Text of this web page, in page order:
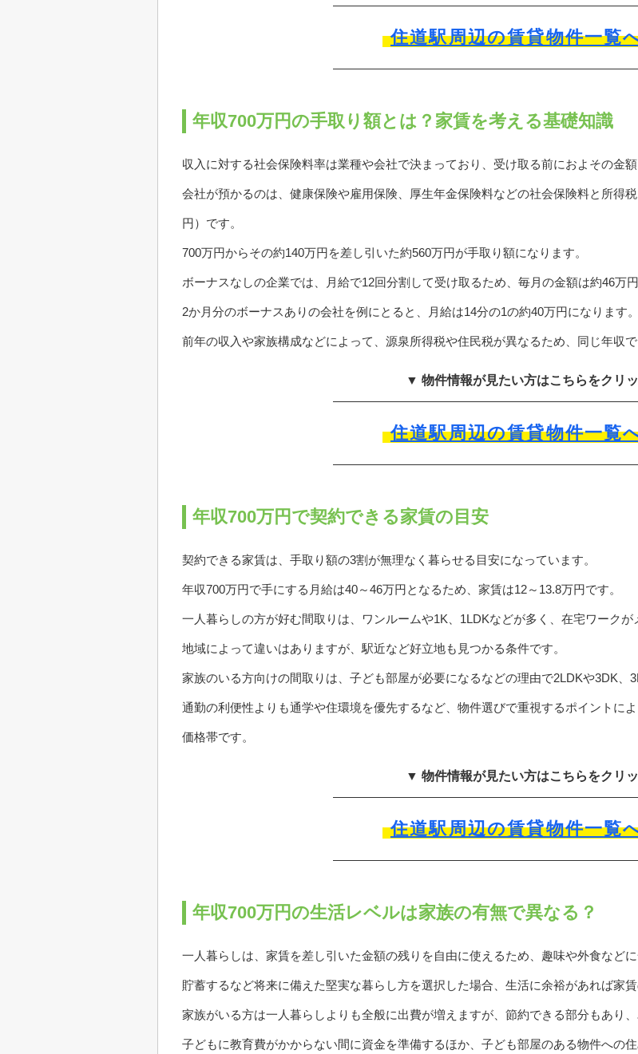
住道駅周辺の賃貸物件一覧
年収700万円の手取り額とは？家賃を考える基礎知識
収入に対する社会保険料率は業種や会社で決まっており、受け取る前におよその金額
会社が預かるのは、健康保険や雇用保険、厚生年金保険料などの社会保険料と所得
円）です。
700万円からその約140万円を差し引いた約560万円が手取り額になります。
ボーナスなしの企業では、月給で12回分割して受け取るため、毎月の金額は約46万円
2か月分のボーナスありの会社を例にとると、月給は14分の1の約40万円になります。
前年の収入や家族構成などによって、源泉所得税や住民税が異なるため、同じ年収
▼ 物件情報が見たい方はこちらをクリ
住道駅周辺の賃貸物件一覧
年収700万円で契約できる家賃の目安
契約できる家賃は、手取り額の3割が無理なく暮らせる目安になっています。
年収700万円で手にする月給は40～46万円となるため、家賃は12～13.8万円です。
一人暮らしの方が好む間取りは、ワンルームや1K、1LDKなどが多く、在宅ワークが
地域によって違いはありますが、駅近など好立地も見つかる条件です。
家族のいる方向けの間取りは、子ども部屋が必要になるなどの理由で2LDKや3DK、
通勤の利便性よりも通学や住環境を優先するなど、物件選びで重視するポイントに
価格帯です。
▼ 物件情報が見たい方はこちらをクリ
住道駅周辺の賃貸物件一覧
年収700万円の生活レベルは家族の有無で異なる？
一人暮らしは、家賃を差し引いた金額の残りを自由に使えるため、趣味や外食などに
貯蓄するなど将来に備えた堅実な暮らし方を選択した場合、生活に余裕があれば家
家族がいる方は一人暮らしよりも全般に出費が増えますが、節約できる部分もあり
子どもに教育費がかからない間に資金を準備するほか、子ども部屋のある物件への